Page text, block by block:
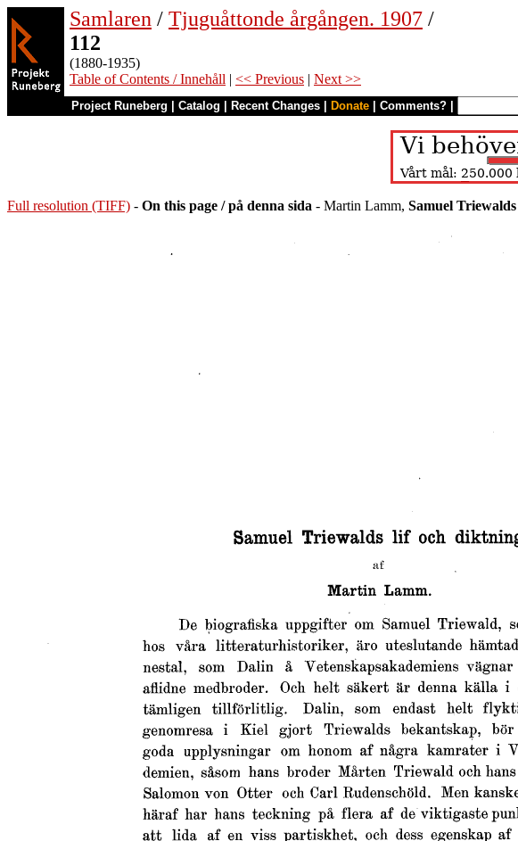
Samlaren / Tjuguåttonde årgången. 1907 /
112
(1880-1935)
Table of Contents / Innehåll | << Previous | Next >>
Project Runeberg Catalog Recent Changes Donate Comments?
Full resolution (TIFF) - On this page / på denna sida - Martin Lamm, Samuel